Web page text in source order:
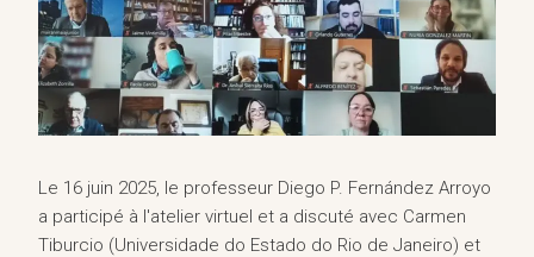
Le 16 juin 2025, le professeur Diego P. Fernández Arroyo
a participé à l'atelier virtuel et a discuté avec Carmen
Tiburcio (Universidade do Estado do Rio de Janeiro) et